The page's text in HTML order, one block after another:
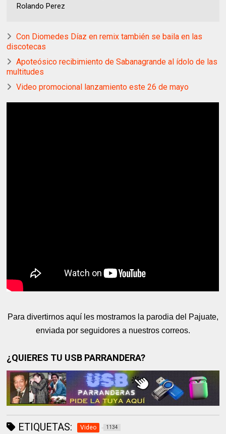
Rolando Perez
Con Diomedes Díaz en remix también se baila en las
discotecas
Apoteósico recibimiento de Sabanagrande al ídolo de las
multitudes
Video promocional lanzamiento este 26 de mayo
Para divertirnos aquí les mostramos la parodia del Pajuate,
enviada por seguidores a nuestros correos.
¿QUIERES TU USB PARRANDERA?
ETIQUETAS: Video 1134